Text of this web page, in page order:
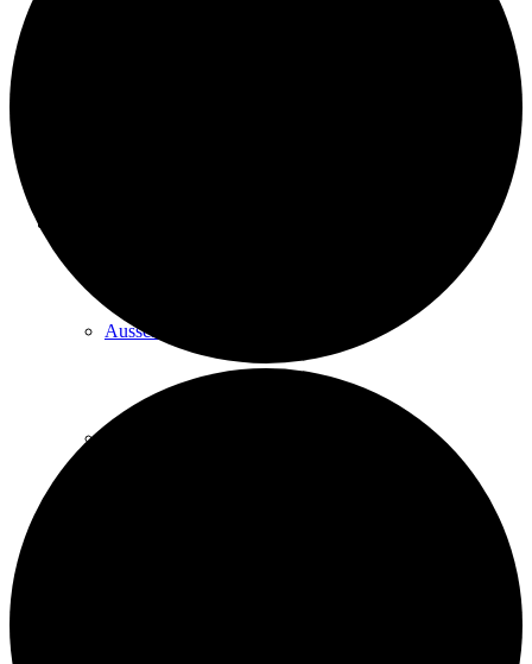
Ausschreibung